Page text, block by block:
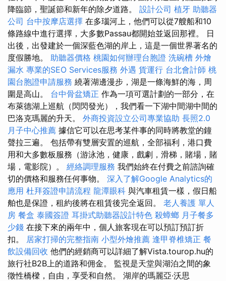
降臨節，聖誕節和新年的除夕道路。 設計公司 植牙 助聽器
公司 台中按摩店選擇 在多瑙河上，他們可以從7艘船和10
條路線中進行選擇，大多數Passau都開始並返回那裡。 日
出後，出發建於一個深藍色湖的岸上，這是一個世界著名的
度假勝地。 助聽器價格 桃園如何辦理台胞證 洗碗槽 外燴
漏水 專業的SEO Services服務 外遇 貨運行 台北會計師 桃
園台胞證申請服務 繞著湖邊漫步，湖是一條海鮮的海，周
圍是高山。 台中骨盆矯正 作為一項可選計劃的一部分，在
布萊德湖上巡航（閃閃發光），我們看一下湖中間湖中間的
巴洛克瑪麗的升天。 外商投資設立公司專業協助 長照2.0
月子中心推薦 據信它可以在思考某件事的同時將教堂的鐘
聲拉三遍。 包括帶有雙層安置的巡航，全部福利，港口費
用和大多數板服務（游泳池，健康，戲劇，滑梯，賭場，賭
場，電影院）。 經絡調理服務 我們始終在付費之前諮詢確
切的價格和服務任何事物。 深入了解Google Analytics的
應用 杜拜簽證申請流程 龍潭眼科 與汽車租賃一樣，假日船
舶也是保證，租約後將在租賃後完全返回。 老人養護 單人
房 餐盒 泰國簽證 耳掛式助聽器設計特色 殺蟑螂 月子餐多
少錢 在接下來的兩年中，個人旅客現在可以預訂預訂折
扣。 居家打掃的完整指南 小型外燴推薦 逢甲脊椎矯正 餐
飲設備回收 他們的經銷商可以詳細了解Vista.tourop.hu的
旅行社B2B上的道路和佣金。 監視是天堂與湖泊之間的象
徵性橋樑，自由，享受和自然。 湖岸的瑪麗亞·沃思